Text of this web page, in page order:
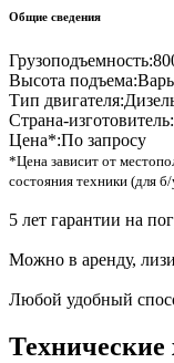
Общие сведения
Грузоподъемность:
Высота подъема:
Тип двигателя:
Страна-изготовитель:
Цена*:По запросу
*Цена зависит от
состояния техники (для
5 лет гарантии на
Можно в аренду,
Любой удобный
Технические